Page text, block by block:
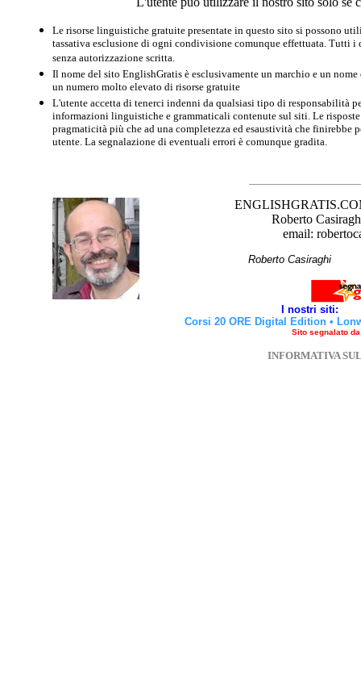
Le risorse linguistiche gratuite presentate in questo sito si possono
tassativa esclusione di ogni condivisione comunque effettuata. Tutti
senza autorizzazione scritta.
Il nome del sito EnglishGratis è esclusivamente un marchio e un
un numero molto elevato di risorse gratuite
L'utente accetta di tenerci indenni da qualsiasi tipo di responsabilità
informazioni linguistiche e grammaticali contenute sul siti. Le
pragmaticità più che ad una completezza ed esaustività che finirebbe
utente. La segnalazione di eventuali errori è comunque gradita.
Roberto
email:
Roberto
I nostri siti:
Corsi 20 ORE Digital Edition •
Sito segnalato
INFORMATIVA